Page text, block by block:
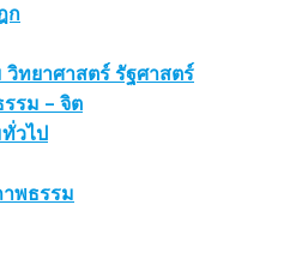
ก
วิทยาศาสตร์ รัฐศาสตร์
รรม – จิต
ทั่วไป
พธรรม